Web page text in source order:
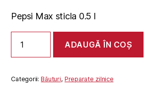
Pepsi Max sticla 0.5 l
PEPSI
MAX
L
ADAUGĂ ÎN COȘ
Categorii:Băuturi,Preparate zilnice